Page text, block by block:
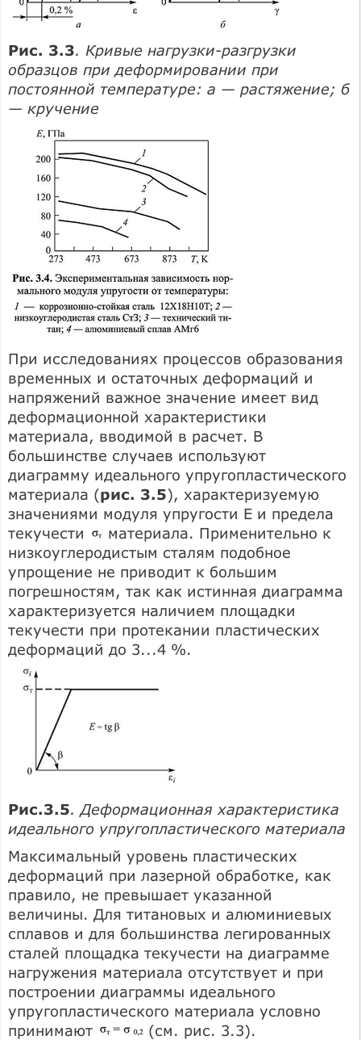
Рис. 3.3. Кривые нагрузки-разгрузки
образцов при деформировании при
постоянной температуре: а — растяжение; б
— кручение
При исследованиях процессов образования
временных и остаточных деформаций и
напряжений важное значение имеет вид
деформационной характеристики
материала, вводимой в расчет. В
большинстве случаев используют
диаграмму идеального упругопластического
материала (рис. 3.5), характеризуемую
значениями модуля упругости Е и предела
текучести
материала. Применительно к
низкоуглеродистым сталям подобное
упрощение не приводит к большим
погрешностям, так как истинная диаграмма
характеризуется наличием площадки
текучести при протекании пластических
деформаций до 3...4 %.
Рис.3.5. Деформационная характеристика
идеального упругопластического материала
Максимальный уровень пластических
деформаций при лазерной обработке, как
правило, не превышает указанной
величины. Для титановых и алюминиевых
сплавов и для большинства легированных
сталей площадка текучести на диаграмме
нагружения материала отсутствует и при
построении диаграммы идеального
упругопластического материала условно
принимают
(см. рис. 3.3).